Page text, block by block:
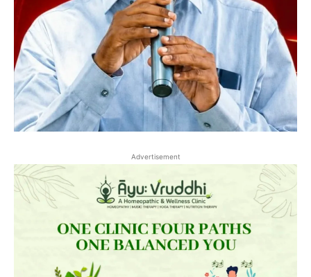
Advertisement